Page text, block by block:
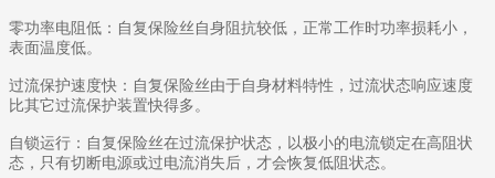
零功率电阻低：自复保险丝自身阻抗较低，正常工作时功率损耗小，
表面温度低。
过流保护速度快：自复保险丝由于自身材料特性，过流状态响应速度
比其它过流保护装置快得多。
自锁运行：自复保险丝在过流保护状态，以极小的电流锁定在高阻状
态，只有切断电源或过电流消失后，才会恢复低阻状态。